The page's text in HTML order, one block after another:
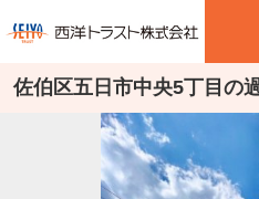
佐伯区五日市中央5丁目の